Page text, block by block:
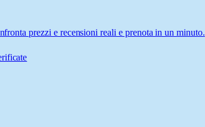
prezzi e recensioni reali e prenota in un minuto.